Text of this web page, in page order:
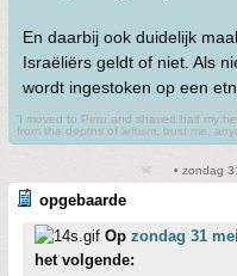
En daarbij ook duidelijk
Israëliërs geldt of niet. Als
wordt ingestoken op een
'I moved to Peru and shaved half my
from the depths of leftism, trust me,
• zondag
opgebaarde
Op zondag 31
het volgende: